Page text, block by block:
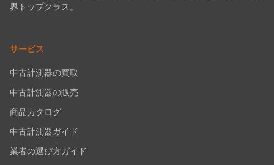
界トップクラス。
サービス
中古計測器の買取
中古計測器の販売
商品カタログ
中古計測器ガイド
業者の選び方ガイド